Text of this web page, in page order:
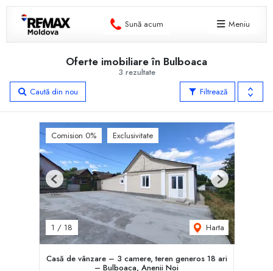
Sună acum Meniu
3 rezultate
Oferte imobiliare în Bulboaca
Filtrează
Caută din nou
Comision 0% Exclusivitate
1 / 18 Harta
Previous Next
Casă de vânzare – 3 camere, teren generos 18 ari
– Bulboaca, Anenii Noi